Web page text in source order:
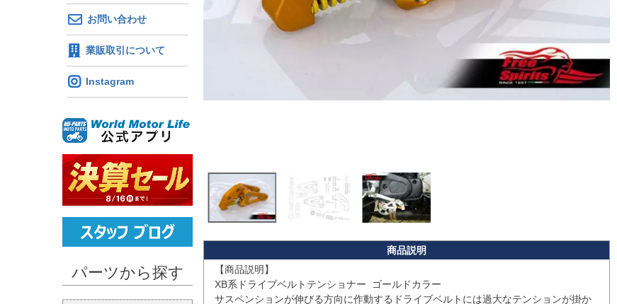
お問い合わせ
業販取引について
Instagram
パーツから探す
【商品説明】
XB系ドライブベルトテンショナー  ゴールドカラー
サスペンションが伸びる方向に作動するドライブベルトには過大なテンションが掛か